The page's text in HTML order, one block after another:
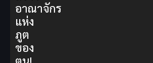
อาณาจักร
แห่ง
ภูต
ของ